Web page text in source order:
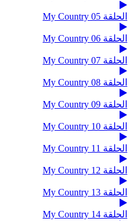
الحلقة 05 My Country
الحلقة 06 My Country
الحلقة 07 My Country
الحلقة 08 My Country
الحلقة 09 My Country
الحلقة 10 My Country
الحلقة 11 My Country
الحلقة 12 My Country
الحلقة 13 My Country
الحلقة 14 My Country